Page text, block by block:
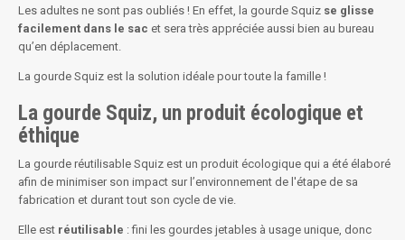
Les adultes ne sont pas oubliés ! En effet, la gourde Squiz se glisse
facilement dans le sac et sera très appréciée aussi bien au bureau
qu’en déplacement.
La gourde Squiz est la solution idéale pour toute la famille !
La gourde Squiz, un produit écologique et
éthique
La gourde réutilisable Squiz est un produit écologique qui a été élaboré
afin de minimiser son impact sur l’environnement de l'étape de sa
fabrication et durant tout son cycle de vie.
Elle est réutilisable : fini les gourdes jetables à usage unique, donc